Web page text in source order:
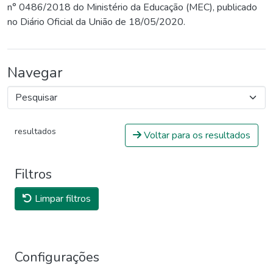
n° 0486/2018 do Ministério da Educação (MEC), publicado
no Diário Oficial da União de 18/05/2020.
Navegar
resultados Voltar para os resultados
Filtros
Limpar filtros
Configurações